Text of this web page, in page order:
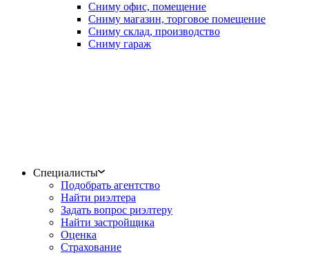
Сниму офис, помещение
Сниму магазин, торговое помещение
Сниму склад, производство
Сниму гараж
Специалисты
Подобрать агентство
Найти риэлтера
Задать вопрос риэлтеру
Найти застройщика
Оценка
Страхование